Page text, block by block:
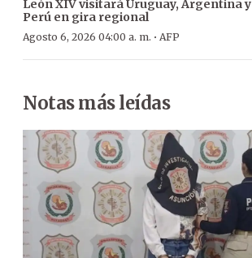
León XIV visitará Uruguay, Argentina y
Perú en gira regional
Agosto 6, 2026 04:00 a. m. · AFP
Notas más leídas